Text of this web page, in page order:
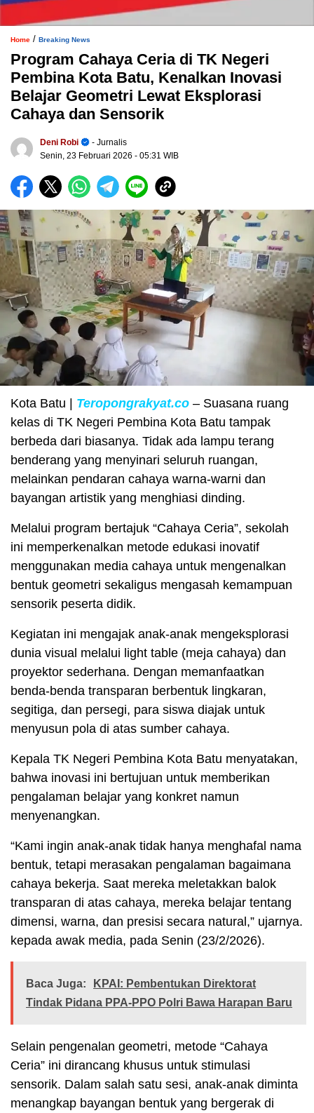
Home / Breaking News
Program Cahaya Ceria di TK Negeri
Pembina Kota Batu, Kenalkan Inovasi
Belajar Geometri Lewat Eksplorasi
Cahaya dan Sensorik
Deni Robi
- Jurnalis
Senin, 23 Februari 2026 - 05:31 WIB
Kota Batu | Teropongrakyat.co – Suasana ruang
kelas di TK Negeri Pembina Kota Batu tampak
berbeda dari biasanya. Tidak ada lampu terang
benderang yang menyinari seluruh ruangan,
melainkan pendaran cahaya warna-warni dan
bayangan artistik yang menghiasi dinding.
Melalui program bertajuk “Cahaya Ceria”, sekolah
ini memperkenalkan metode edukasi inovatif
menggunakan media cahaya untuk mengenalkan
bentuk geometri sekaligus mengasah kemampuan
sensorik peserta didik.
Kegiatan ini mengajak anak-anak mengeksplorasi
dunia visual melalui light table (meja cahaya) dan
proyektor sederhana. Dengan memanfaatkan
benda-benda transparan berbentuk lingkaran,
segitiga, dan persegi, para siswa diajak untuk
menyusun pola di atas sumber cahaya.
Kepala TK Negeri Pembina Kota Batu menyatakan,
bahwa inovasi ini bertujuan untuk memberikan
pengalaman belajar yang konkret namun
menyenangkan.
“Kami ingin anak-anak tidak hanya menghafal nama
bentuk, tetapi merasakan pengalaman bagaimana
cahaya bekerja. Saat mereka meletakkan balok
transparan di atas cahaya, mereka belajar tentang
dimensi, warna, dan presisi secara natural,” ujarnya.
kepada awak media, pada Senin (23/2/2026).
Baca Juga:
KPAI: Pembentukan Direktorat
Tindak Pidana PPA-PPO Polri Bawa Harapan Baru
Selain pengenalan geometri, metode “Cahaya
Ceria” ini dirancang khusus untuk stimulasi
sensorik. Dalam salah satu sesi, anak-anak diminta
menangkap bayangan bentuk yang bergerak di